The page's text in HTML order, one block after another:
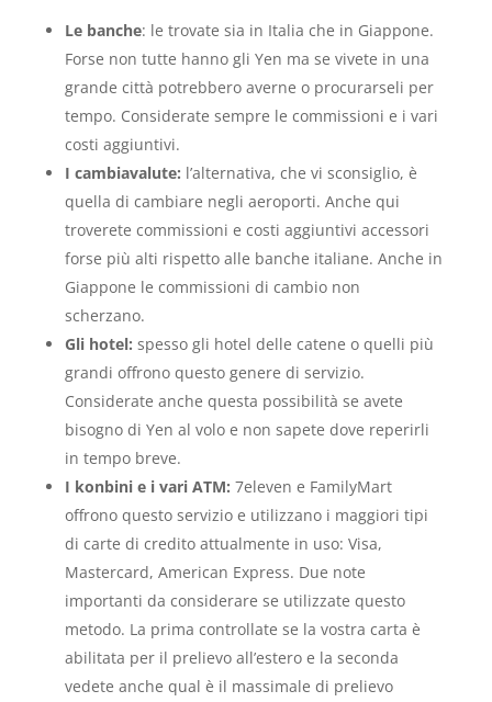
Le banche: le trovate sia in Italia che in Giappone.
Forse non tutte hanno gli Yen ma se vivete in una
grande città potrebbero averne o procurarseli per
tempo. Considerate sempre le commissioni e i vari
costi aggiuntivi.
I cambiavalute: l’alternativa, che vi sconsiglio, è
quella di cambiare negli aeroporti. Anche qui
troverete commissioni e costi aggiuntivi accessori
forse più alti rispetto alle banche italiane. Anche in
Giappone le commissioni di cambio non
scherzano.
Gli hotel: spesso gli hotel delle catene o quelli più
grandi offrono questo genere di servizio.
Considerate anche questa possibilità se avete
bisogno di Yen al volo e non sapete dove reperirli
in tempo breve.
I konbini e i vari ATM: 7eleven e FamilyMart
offrono questo servizio e utilizzano i maggiori tipi
di carte di credito attualmente in uso: Visa,
Mastercard, American Express. Due note
importanti da considerare se utilizzate questo
metodo. La prima controllate se la vostra carta è
abilitata per il prelievo all’estero e la seconda
vedete anche qual è il massimale di prelievo